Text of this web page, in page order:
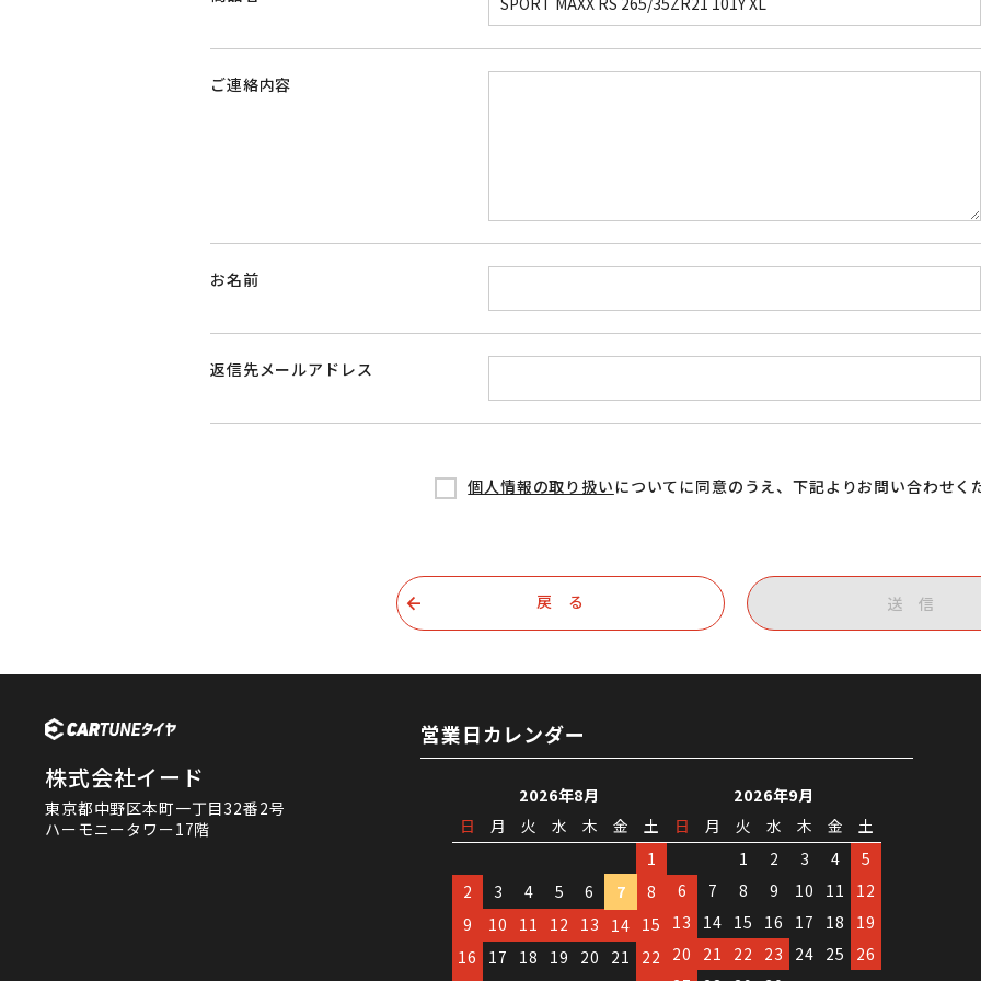
ご連絡内容
お名前
返信先メールアドレス
個人情報の取り扱いについてに同意のうえ、下記よりお問い合わせく
送 信
戻 る
株式会社イード
東京都中野区本町一丁目32番2号
ハーモニータワー17階
営業日カレンダー
2026年8月
日
月 火 水 木 金
土
1
2
3 4 5 6 7
8
9
10 11 12 13 14 15
16
17 18 19 20 21
22
2026年9月
日
月 火 水 木 金
土
1
2 3 4
5
6
7 8 9 10 11
12
13
14 15 16 17 18
19
20
21 22 23 24 25
26